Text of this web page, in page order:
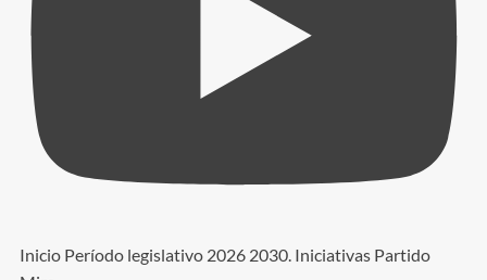
Inicio Período legislativo 2026 2030. Iniciativas Partido